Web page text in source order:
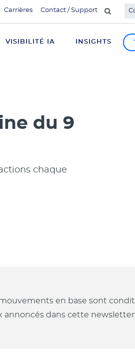
Carrières Contact / Support
VISIBILITÉ IA INSIGHTS
du 9
chaque
en base sont
annoncés dans cette newsletter